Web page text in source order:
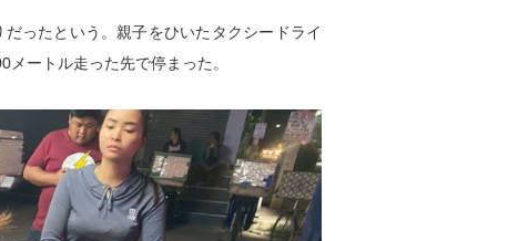
ったという。親子をひいたタクシードライ
ートル走った先で停まった。